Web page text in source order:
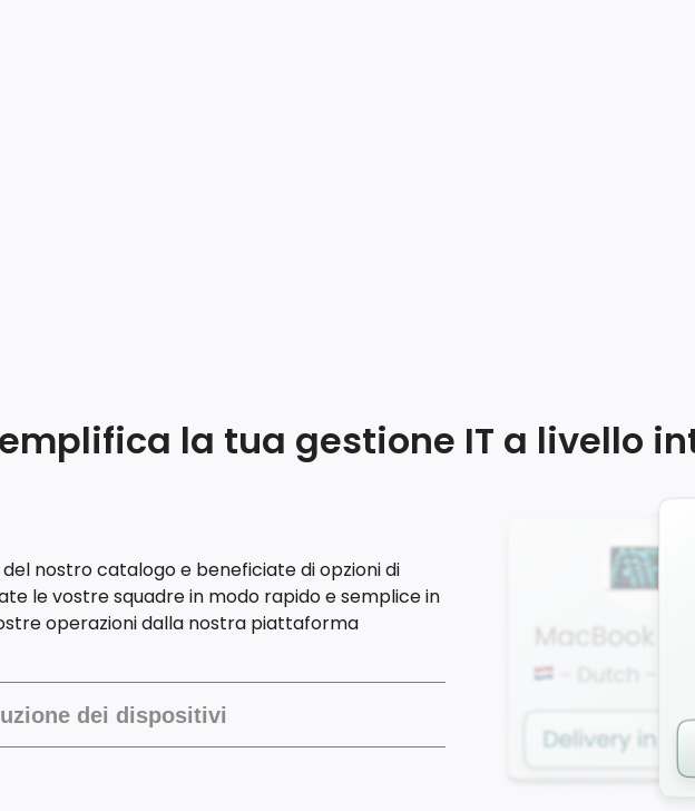
la tua gestione IT a livello
nostro catalogo e beneficiate di opzioni di
le vostre squadre in modo rapido e semplice in
operazioni dalla nostra piattaforma
dei dispositivi
e sicurezza dei dati. Ridurre le scadenze e i